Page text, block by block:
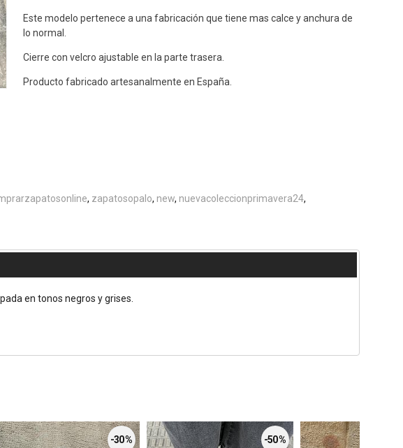
Este modelo pertenece a una fabricación que tiene mas calce y anchura de
lo normal.
Cierre con velcro ajustable en la parte trasera.
Producto fabricado artesanalmente en España.
zapatosopalo new nuevacoleccionprimavera24
en tonos negros y grises.
-30 % -50 %